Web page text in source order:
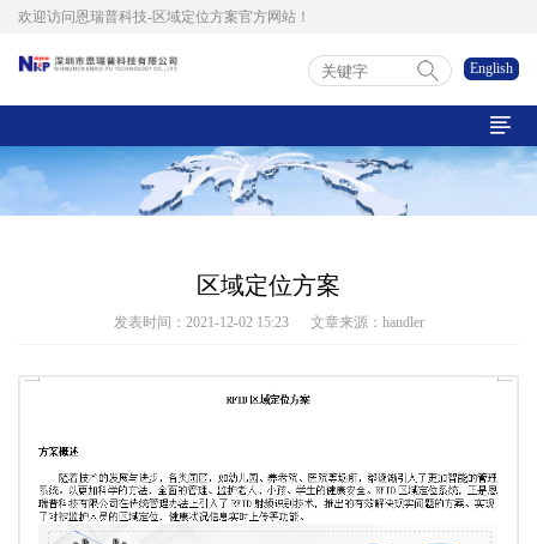
欢迎访问恩瑞普科技-区域定位方案官方网站！
English

区域定位方案
发表时间：2021-12-02 15:23 文章来源：handler